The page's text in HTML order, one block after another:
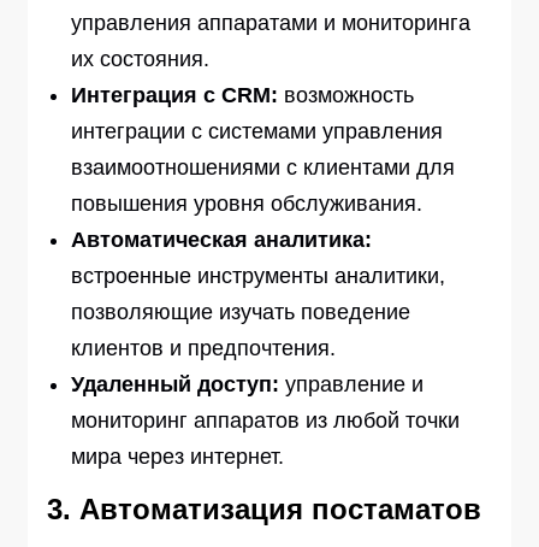
управления аппаратами и мониторинга
их состояния.
Интеграция с CRM: возможность
интеграции с системами управления
взаимоотношениями с клиентами для
повышения уровня обслуживания.
Автоматическая аналитика:
встроенные инструменты аналитики,
позволяющие изучать поведение
клиентов и предпочтения.
Удаленный доступ: управление и
мониторинг аппаратов из любой точки
мира через интернет.
3. Автоматизация постаматов